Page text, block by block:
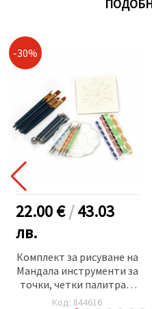
-30%
22.00 €/43.03
лв.
Комплект за рисуване на
Мандала инструменти за
точки, четки палитра и
шаблони -44 броя
Код: 844616